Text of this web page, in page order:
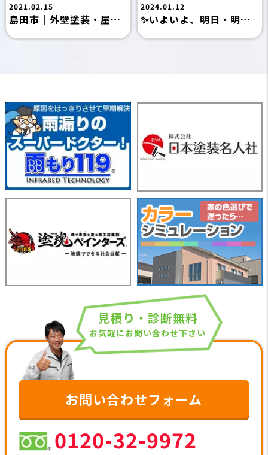
2021.02.15
島田市｜外壁塗装・屋根塗装｜なぜこうなった！？お家の塗装工事失敗例case.1｜島田市の外壁塗装専門店フジタ塗装
2024.01.12
✨いよいよ、明日・明後日はイベントです✨｜島田市の外壁塗装専門店フジタ塗装
見積り・診断無料
お気軽にお問い合わせ下さい
お問い合わせフォーム
0120-32-9972